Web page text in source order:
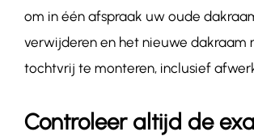
om in één afspraak uw oude
verwijderen en het nieuwe dakraam
tochtvrij te monteren, inclusief
Controleer altijd de